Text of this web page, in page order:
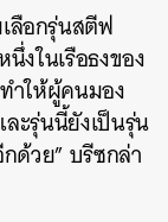
ลือกรุ่นสตีฟ
งในเรือธงของ
ำให้ผู้คนมอง
ะรุ่นนี้ยังเป็นรุ่น
ด้วย” บรีซกล่า